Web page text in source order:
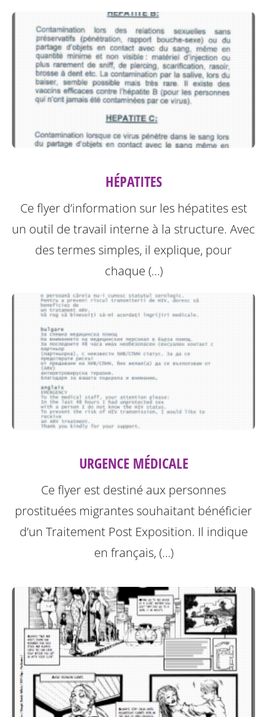
HÉPATITES
Ce flyer d’information sur les hépatites est
un outil de travail interne à la structure. Avec
des termes simples, il explique, pour
chaque (…)
URGENCE MÉDICALE
Ce flyer est destiné aux personnes
prostituées migrantes souhaitant bénéficier
d’un Traitement Post Exposition. Il indique
en français, (…)